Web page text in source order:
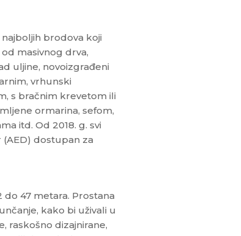
brodova koji
masivnog drva,
uljine, novoizgrađeni
vrhunski
s bračnim krevetom ili
ormarina, sefom,
itd. Od 2018. g. svi
dostupan za
47 metara. Prostana
kako bi uživali u
raskošno dizajnirane,